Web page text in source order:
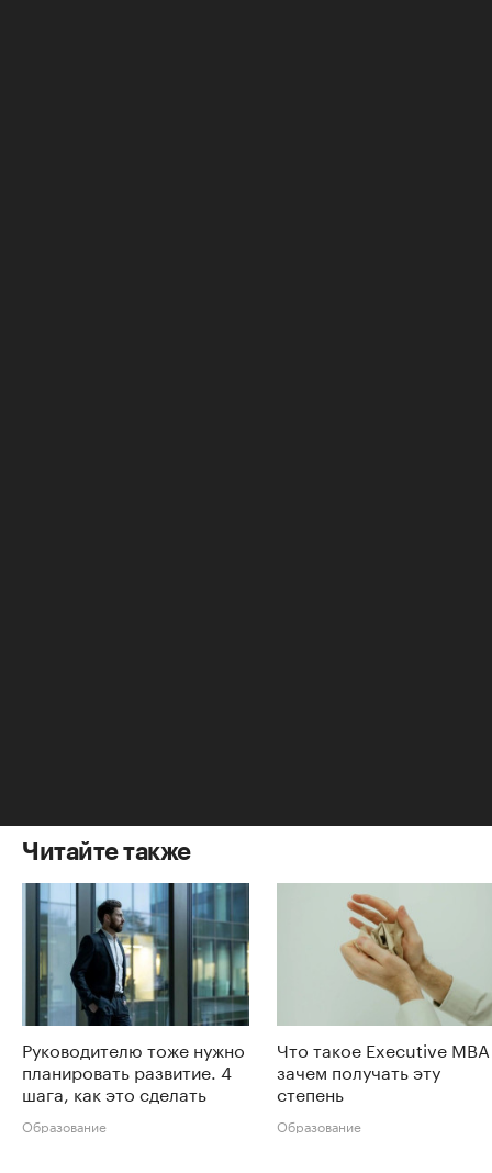
Читайте также
Руководителю тоже нужно
планировать развитие. 4
шага, как это сделать
Образование
Что такое Executive
зачем получать эту
степень
Образование